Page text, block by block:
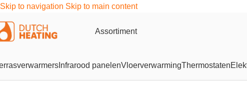
Skip to navigation Skip to main content
Assortiment
Infrarood panelenVloerverwarmingThermostaten